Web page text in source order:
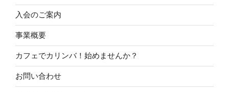
入会のご案内
事業概要
カフェでカリンバ！始めませんか？
お問い合わせ